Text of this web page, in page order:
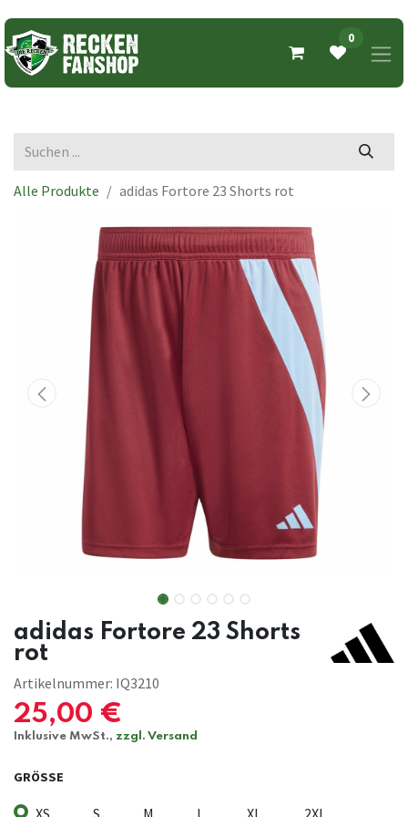
0
Alle Produkte adidas Fortore 23 Shorts rot
adidas Fortore 23 Shorts
rot
Artikelnummer: IQ3210
25,00 €
Inklusive MwSt., zzgl. Versand
GRÖSSE
XS S M L XL 2XL